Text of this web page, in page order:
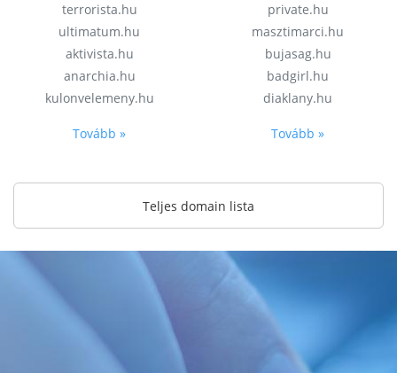
terrorista.hu
ultimatum.hu
aktivista.hu
anarchia.hu
kulonvelemeny.hu
Tovább »
private.hu
masztimarci.hu
bujasag.hu
badgirl.hu
diaklany.hu
Tovább »
Teljes domain lista